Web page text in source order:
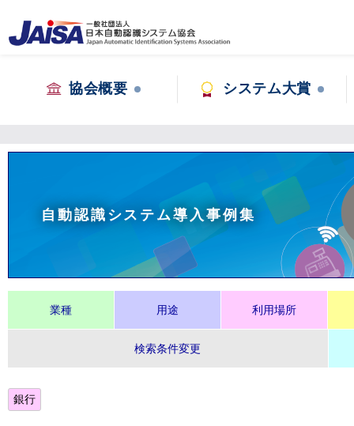
協会概要 システム大賞
自動認識システム導入事例集
業種 用途 利用場所
検索条件変更
銀行